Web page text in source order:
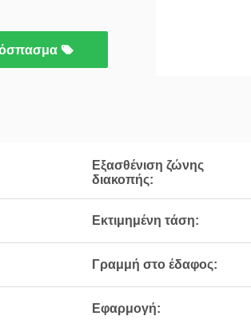
Εξασθένιση ζώνης
διακοπής:
Εκτιμημένη τάση:
Γραμμή στο έδαφος:
Εφαρμογή: